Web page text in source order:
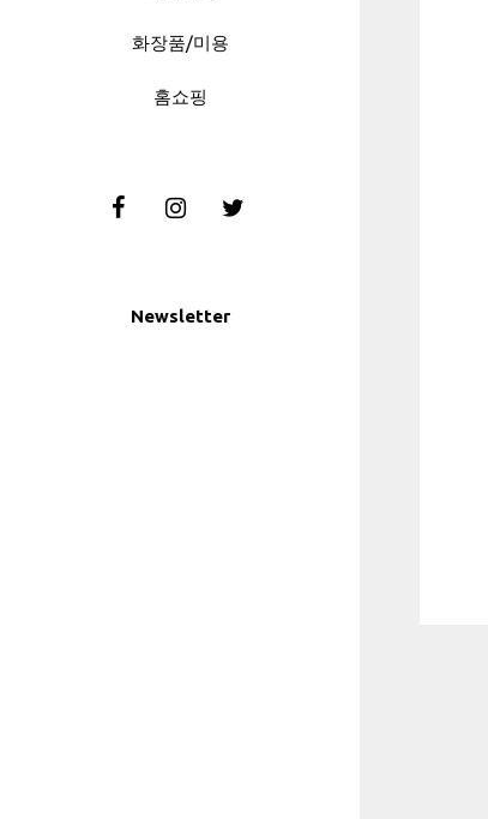
화장품/미용
홈쇼핑
Newsletter